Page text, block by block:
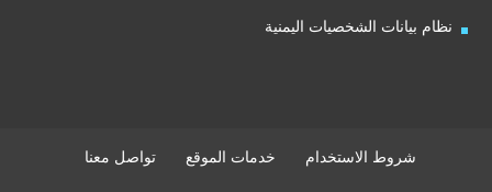
نظام بيانات الشخصيات اليمنية
شروط الاستخدام خدمات الموقع تواصل معنا